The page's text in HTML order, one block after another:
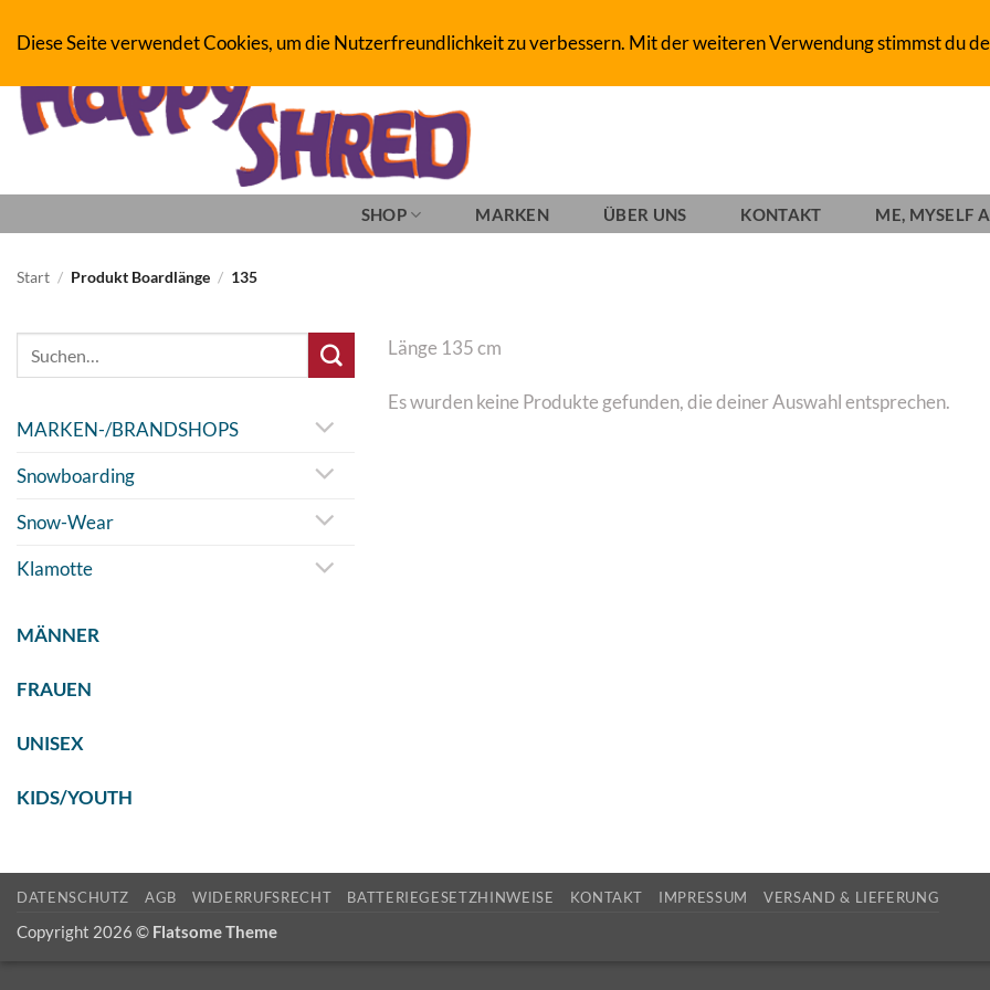
Inhalt
SHOP MARKEN ÜBER UNS KONTAKT ME, MYSELF
Start / Produkt Boardlänge / 135
MARKEN-/BRANDSHOPS
Snowboarding
Snow-Wear
Klamotte
MÄNNER
FRAUEN
UNISEX
KIDS/YOUTH
Länge 135 cm
Es wurden keine Produkte gefunden, die deiner Auswahl entsprechen.
DATENSCHUTZ AGB WIDERRUFSRECHT BATTERIEGESETZHINWEISE KONTAKT IMPRESSUM VERSAND & LIEFERUNG
Copyright 2026 © Flatsome Theme
Diese Seite verwendet Cookies, um die Nutzerfreundlichkeit zu verbessern. Mit der weiteren Verwendung stimmst du